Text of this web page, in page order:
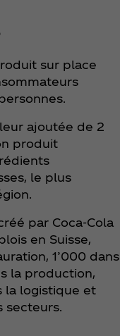
sur place
ajoutée de 2
produit
le plus
par Coca‑Cola
en Suisse,
1’000 dans
la production,
la logistique et
secteurs.